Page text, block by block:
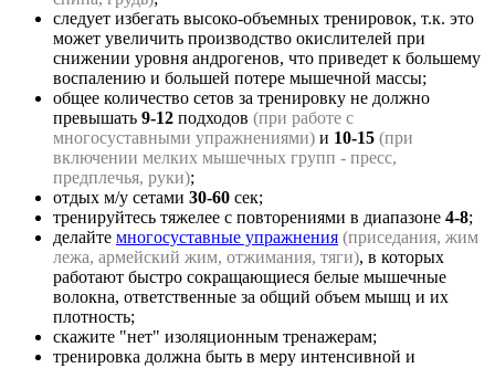
следует избегать высоко-объемных тренировок, т.к. это
может увеличить производство окислителей при
снижении уровня андрогенов, что приведет к большему
воспалению и большей потере мышечной массы;
общее количество сетов за тренировку не должно
превышать 9-12 подходов (при работе с
многосуставными упражнениями) и 10-15 (при
включении мелких мышечных групп - пресс,
предплечья, руки);
отдых м/у сетами 30-60 сек;
тренируйтесь тяжелее с повторениями в диапазоне 4-8;
делайте многосуставные упражнения (приседания, жим
лежа, армейский жим, отжимания, тяги), в которых
работают быстро сокращающиеся белые мышечные
волокна, ответственные за общий объем мышц и их
плотность;
скажите "нет" изоляционным тренажерам;
тренировка должна быть в меру интенсивной и